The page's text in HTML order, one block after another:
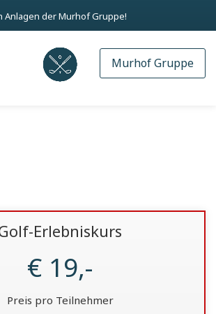
Anlagen der Murhof Gruppe!
Murhof Gruppe
Erlebniskurs
€ 19,-
Preis pro Teilnehmer